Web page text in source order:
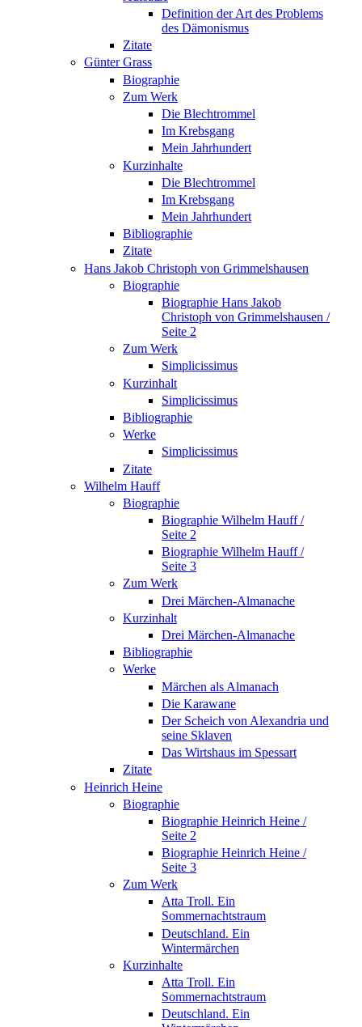
Definition der Art des Problems
des Dämonismus
Zitate
Günter Grass
Biographie
Zum Werk
Die Blechtrommel
Im Krebsgang
Mein Jahrhundert
Kurzinhalte
Die Blechtrommel
Im Krebsgang
Mein Jahrhundert
Bibliographie
Zitate
Hans Jakob Christoph von Grimmelshausen
Biographie
Biographie Hans Jakob
Christoph von Grimmelshausen /
Seite 2
Zum Werk
Simplicissimus
Kurzinhalt
Simplicissimus
Bibliographie
Werke
Simplicissimus
Zitate
Wilhelm Hauff
Biographie
Biographie Wilhelm Hauff /
Seite 2
Biographie Wilhelm Hauff /
Seite 3
Zum Werk
Drei Märchen-Almanache
Kurzinhalt
Drei Märchen-Almanache
Bibliographie
Werke
Märchen als Almanach
Die Karawane
Der Scheich von Alexandria und
seine Sklaven
Das Wirtshaus im Spessart
Zitate
Heinrich Heine
Biographie
Biographie Heinrich Heine /
Seite 2
Biographie Heinrich Heine /
Seite 3
Zum Werk
Atta Troll. Ein
Sommernachtstraum
Deutschland. Ein
Wintermärchen
Kurzinhalte
Atta Troll. Ein
Sommernachtstraum
Deutschland. Ein